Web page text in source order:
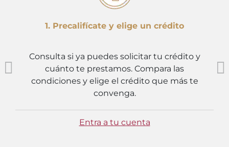
1. Precalifícate y elige un crédito
Consulta si ya puedes solicitar tu crédito y
cuánto te prestamos. Compara las
condiciones y elige el crédito que más te
convenga.
Entra a tu cuenta